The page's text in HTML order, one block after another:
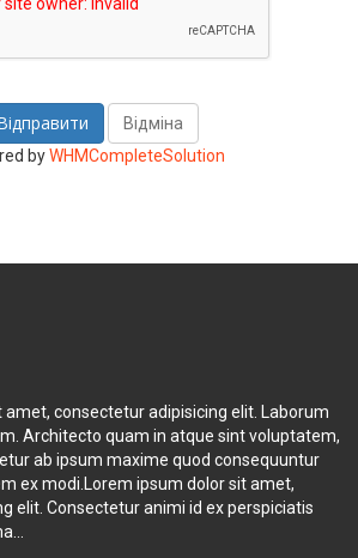
Відміна
byWHMCompleteSolution
amet, consectetur adipisicing elit. Laborum
Architecto quam in atque sint voluptatem,
ab ipsum maxime quod consequuntur
ex modi.Lorem ipsum dolor sit amet,
elit. Consectetur animi id ex perspiciatis